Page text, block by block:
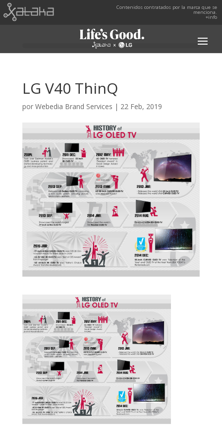
Contenidos contratados por la marca que se
menciona.
+info
LG V40 ThinQ
por Webedia Brand Services | 22 Feb, 2019